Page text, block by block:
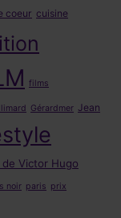
coeur cuisine
films
Gérardmer Jean
de Victor Hugo
noir paris prix